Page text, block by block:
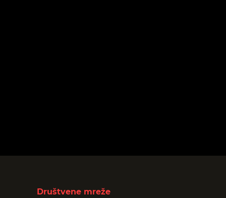
Društvene mreže